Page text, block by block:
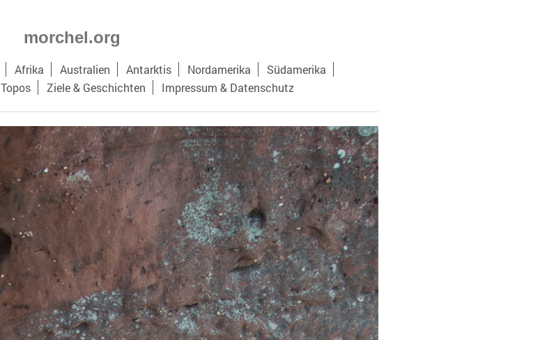
morchel.org
Afrika Australien Antarktis Nordamerika
Südamerika
Topos Ziele & Geschichten Impressum & Datenschutz